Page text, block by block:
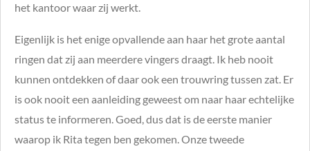
het kantoor waar zij werkt.
Eigenlijk is het enige opvallende aan haar het grote aantal
ringen dat zij aan meerdere vingers draagt. Ik heb nooit
kunnen ontdekken of daar ook een trouwring tussen zat. Er
is ook nooit een aanleiding geweest om naar haar echtelijke
status te informeren. Goed, dus dat is de eerste manier
waarop ik Rita tegen ben gekomen. Onze tweede